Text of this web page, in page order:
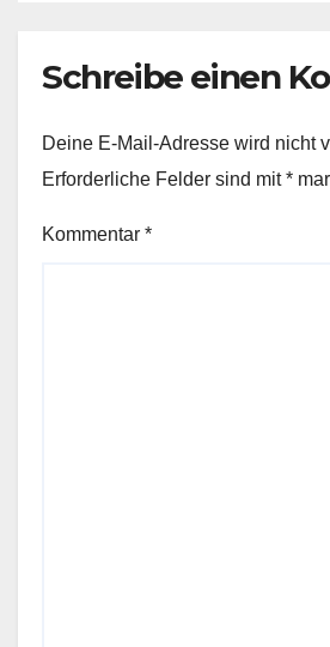
Schreibe einen
Deine E-Mail-Adresse wird nicht
Erforderliche Felder sind mit*
Kommentar *